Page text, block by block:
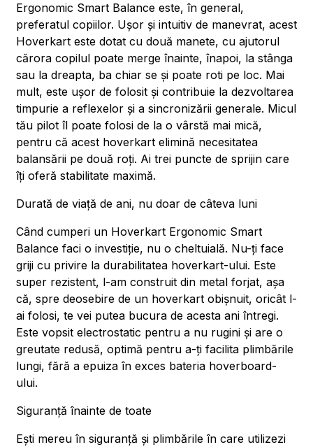
Ergonomic Smart Balance este, în general,
preferatul copiilor. Ușor și intuitiv de manevrat, acest
Hoverkart este dotat cu două manete, cu ajutorul
cărora copilul poate merge înainte, înapoi, la stânga
sau la dreapta, ba chiar se și poate roti pe loc. Mai
mult, este ușor de folosit și contribuie la dezvoltarea
timpurie a reflexelor și a sincronizării generale. Micul
tău pilot îl poate folosi de la o vârstă mai mică,
pentru că acest hoverkart elimină necesitatea
balansării pe două roți. Ai trei puncte de sprijin care
îți oferă stabilitate maximă.
Durată de viață de ani, nu doar de câteva luni
Când cumperi un Hoverkart Ergonomic Smart
Balance faci o investiție, nu o cheltuială. Nu-ți face
griji cu privire la durabilitatea hoverkart-ului. Este
super rezistent, l-am construit din metal forjat, așa
că, spre deosebire de un hoverkart obișnuit, oricât l-
ai folosi, te vei putea bucura de acesta ani întregi.
Este vopsit electrostatic pentru a nu rugini și are o
greutate redusă, optimă pentru a-ți facilita plimbările
lungi, fără a epuiza în exces bateria hoverboard-
ului.
Siguranță înainte de toate
Ești mereu în siguranță și plimbările în care utilizezi